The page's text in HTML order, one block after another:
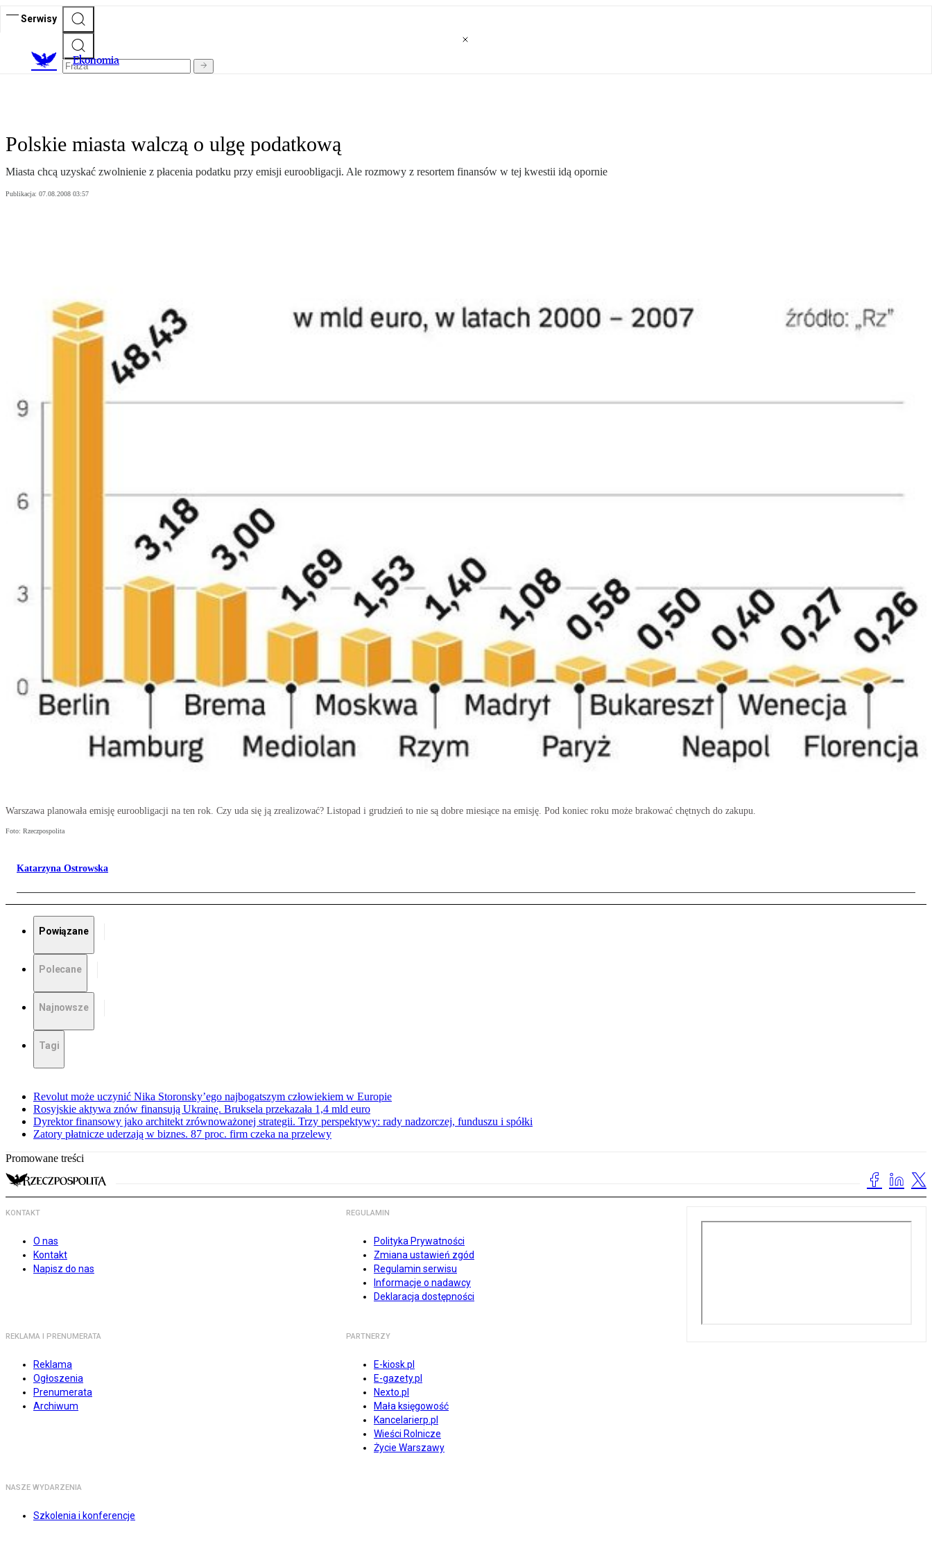
Serwisy
Ekonomia
Polskie miasta walczą o ulgę podatkową
Miasta chcą uzyskać zwolnienie z płacenia podatku przy emisji euroobligacji. Ale rozmowy z resortem finansów w tej kwestii idą opornie
Publikacja: 07.08.2008 03:57
Warszawa planowała emisję euroobligacji na ten rok. Czy uda się ją zrealizować? Listopad i grudzień to nie są dobre miesiące na emisję. Pod koniec roku może brakować chętnych do zakupu.
Foto: Rzeczpospolita
Katarzyna Ostrowska
Powiązane
Polecane
Najnowsze
Tagi
Revolut może uczynić Nika Storonsky’ego najbogatszym człowiekiem w Europie
Rosyjskie aktywa znów finansują Ukrainę. Bruksela przekazała 1,4 mld euro
Dyrektor finansowy jako architekt zrównoważonej strategii. Trzy perspektywy: rady nadzorczej, funduszu i spółki
Zatory płatnicze uderzają w biznes. 87 proc. firm czeka na przelewy
Promowane treści
KONTAKT
O nas
Kontakt
Napisz do nas
REGULAMIN
Polityka Prywatności
Zmiana ustawień zgód
Regulamin serwisu
Informacje o nadawcy
Deklaracja dostępności
REKLAMA I PRENUMERATA
Reklama
Ogłoszenia
Prenumerata
Archiwum
PARTNERZY
E-kiosk.pl
E-gazety.pl
Nexto.pl
Mała księgowość
Kancelarierp.pl
Wieści Rolnicze
Życie Warszawy
NASZE WYDARZENIA
Szkolenia i konferencje